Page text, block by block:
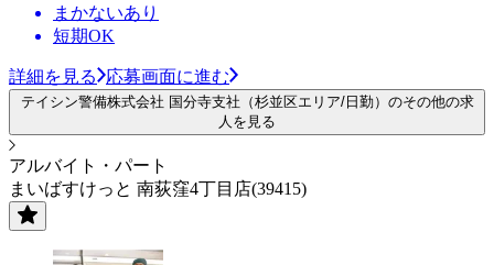
まかないあり
短期OK
詳細を見る 応募画面に進む
テイシン警備株式会社 国分寺支社（杉並区エリア/日勤）のその他の求
人を見る
アルバイト・パート
まいばすけっと 南荻窪4丁目店(39415)